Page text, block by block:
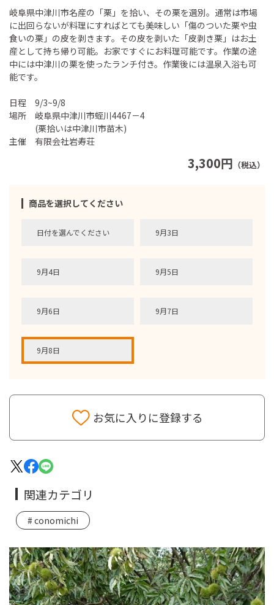
3,300円 （税込）
商品を選択してください
日付を選んでください 9月3日
9月4日 9月5日
9月6日 9月7日
9月8日
岐阜県中津川市名産の「栗」を拾い、その栗を選別。通常は市場
に出回らないが料理にすればとても美味しい「傷のついた栗や虫
食いの栗」の皮を剥きます。その皮を剥いた「皮剥き栗」はお土
産として持ち帰り可能。お家ですぐにお料理可能です。作業の途
中には中津川の栗を使ったランチ付き。作業後には温泉入浴も可
能です。
日程 9/3~9/8
場所 岐阜県中津川市蛭川4467－4
(栗拾いは中津川市苗木)
主催 有限会社岩寿荘
お気に入りに登録する
関連カテゴリ
conomichi